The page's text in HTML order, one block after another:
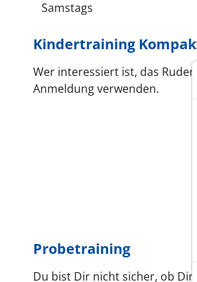
Samstags
Kindertraining
Wer interessiert ist, das
Anmeldung verwenden.
Probetraining
Du bist Dir nicht sicher, ob